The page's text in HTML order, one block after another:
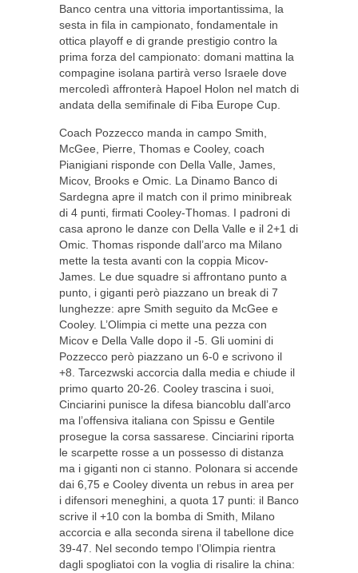
Banco centra una vittoria importantissima, la
sesta in fila in campionato, fondamentale in
ottica playoff e di grande prestigio contro la
prima forza del campionato: domani mattina la
compagine isolana partirà verso Israele dove
mercoledì affronterà Hapoel Holon nel match di
andata della semifinale di Fiba Europe Cup.
Coach Pozzecco manda in campo Smith,
McGee, Pierre, Thomas e Cooley, coach
Pianigiani risponde con Della Valle, James,
Micov, Brooks e Omic. La Dinamo Banco di
Sardegna apre il match con il primo minibreak
di 4 punti, firmati Cooley-Thomas. I padroni di
casa aprono le danze con Della Valle e il 2+1 di
Omic. Thomas risponde dall’arco ma Milano
mette la testa avanti con la coppia Micov-
James. Le due squadre si affrontano punto a
punto, i giganti però piazzano un break di 7
lunghezze: apre Smith seguito da McGee e
Cooley. L’Olimpia ci mette una pezza con
Micov e Della Valle dopo il -5. Gli uomini di
Pozzecco però piazzano un 6-0 e scrivono il
+8. Tarcezwski accorcia dalla media e chiude il
primo quarto 20-26. Cooley trascina i suoi,
Cinciarini punisce la difesa biancoblu dall’arco
ma l’offensiva italiana con Spissu e Gentile
prosegue la corsa sassarese. Cinciarini riporta
le scarpette rosse a un possesso di distanza
ma i giganti non ci stanno. Polonara si accende
dai 6,75 e Cooley diventa un rebus in area per
i difensori meneghini, a quota 17 punti: il Banco
scrive il +10 con la bomba di Smith, Milano
accorcia e alla seconda sirena il tabellone dice
39-47. Nel secondo tempo l’Olimpia rientra
dagli spogliatoi con la voglia di risalire la china: